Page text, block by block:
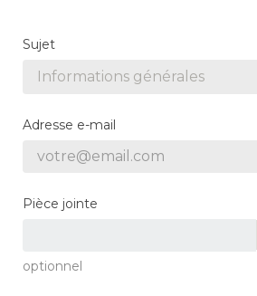
Sujet
Adresse e-mail
Pièce jointe
optionnel